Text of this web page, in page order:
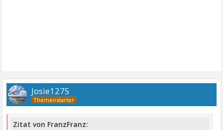
Josie1275
Zitat von FranzFranz: